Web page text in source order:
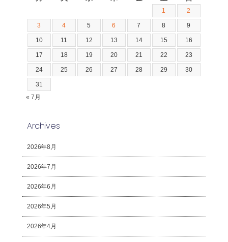
1 2
3 4 5 6 7 8 9
10 11 12 13 14 15 16
17 18 19 20 21 22 23
24 25 26 27 28 29 30
31
« 7月
Archives
2026年8月
2026年7月
2026年6月
2026年5月
2026年4月